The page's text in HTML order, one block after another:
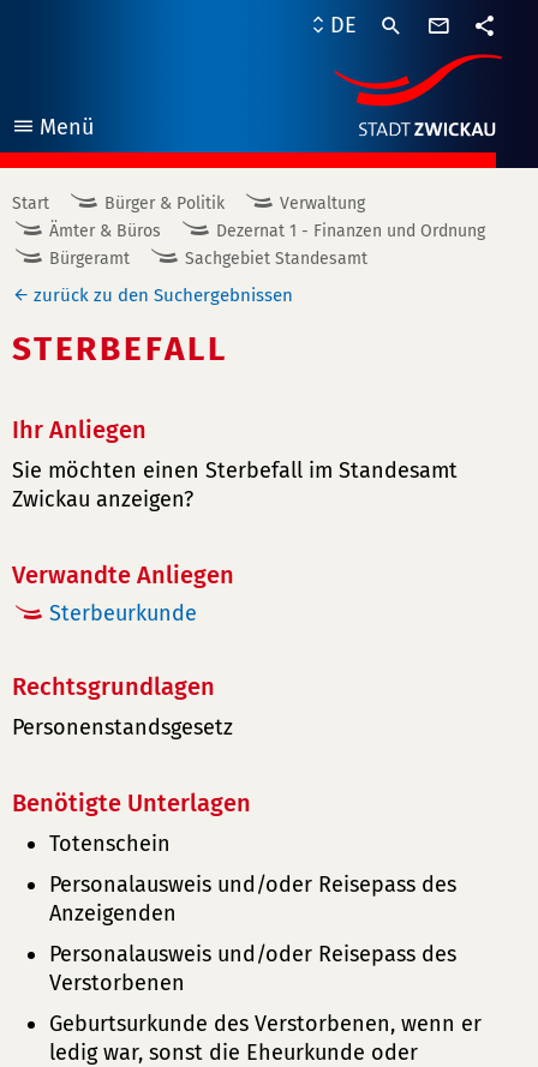
Menü
öffnen
DE
Start Bürger & Politik
Verwaltung
Ämter & Büros
Dezernat 1 - Finanzen und Ordnung
Bürgeramt
Sachgebiet Standesamt
zurück zu den Suchergebnissen
STERBEFALL
Ihr Anliegen
Sie möchten einen Sterbefall im Standesamt
Zwickau anzeigen?
Verwandte Anliegen
Sterbeurkunde
Rechtsgrundlagen
Personenstandsgesetz
Benötigte Unterlagen
Totenschein
Personalausweis und/oder Reisepass des
Anzeigenden
Personalausweis und/oder Reisepass des
Verstorbenen
Geburtsurkunde des Verstorbenen, wenn er
ledig war, sonst die Eheurkunde oder